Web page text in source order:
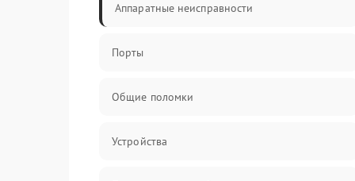
Аппаратные неисправности
Порты
Общие поломки
Устройства